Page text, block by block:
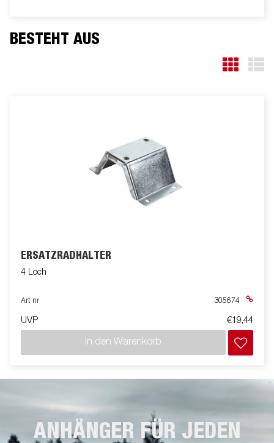
Veranschaulichung und können optionales Zubehör zeigen.
BESTEHT AUS
ERSATZRADHALTER
4 Loch
Art nr 305674
UVP €19,44
In den Warenkorb
ANHÄNGER FÜR JEDEN